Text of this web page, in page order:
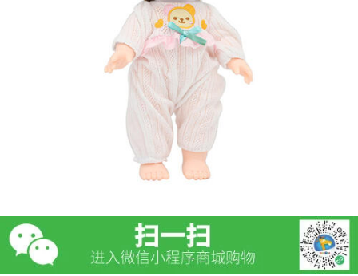
手工艺，文具，蜡笔，泥胶，画板
娃娃，芭比，收藏公仔
游戏及拼图系列
益智学习玩具
户外及运动产品